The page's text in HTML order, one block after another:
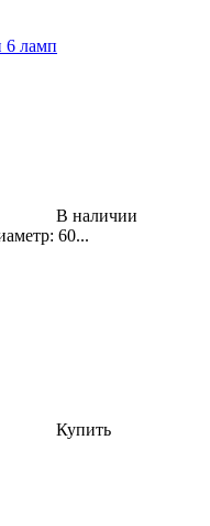
6 ламп
В наличии
60...
Купить